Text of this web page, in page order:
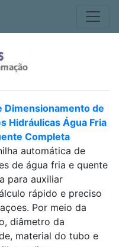
Dimensionamento de
Hidráulicas Água Fria
Completa
automática de
de água fria e quente
para auxiliar
rápido e preciso
Por meio da
diâmetro da
material do tubo e